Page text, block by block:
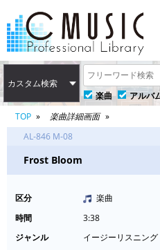
カスタム検索
楽曲
アルバ
TOP
楽曲詳細画面
AL-846 M-08
Frost Bloom
区分
楽曲
時間
3:38
ジャンル
イージーリスニング